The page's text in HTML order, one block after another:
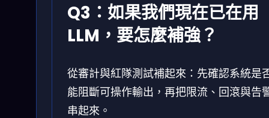
Q3：如果我們現在已在用
LLM，要怎麼補強？
從審計與紅隊測試補起來：先確認系統是
能阻斷可操作輸出，再把限流、回滾與告
串起來。